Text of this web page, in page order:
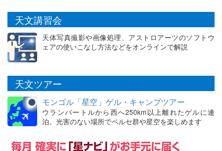
天文講習会
天体写真撮影や画像処理、アストロアーツのソフトウ
ェアの使いこなし方法などをオンラインで解説
天文ツアー
モンゴル「星空」ゲル・キャンプツアー
ウランバートルから西へ250km以上離れたゲルに連
泊。光害のない場所でペルセ群や星空を楽しめます